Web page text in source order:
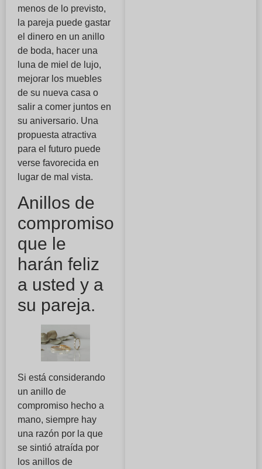
menos de lo previsto,
la pareja puede gastar
el dinero en un anillo
de boda, hacer una
luna de miel de lujo,
mejorar los muebles
de su nueva casa o
salir a comer juntos en
su aniversario. Una
propuesta atractiva
para el futuro puede
verse favorecida en
lugar de mal vista.
Anillos de
compromiso
que le
harán feliz
a usted y a
su pareja.
Si está considerando
un anillo de
compromiso hecho a
mano, siempre hay
una razón por la que
se sintió atraída por
los anillos de